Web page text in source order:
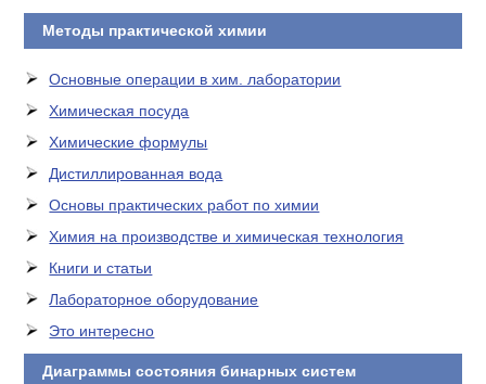
Методы практической химии
Основные операции в хим. лаборатории
Химическая посуда
Химические формулы
Дистиллированная вода
Основы практических работ по химии
Химия на производстве и химическая технология
Книги и статьи
Лабораторное оборудование
Это интересно
Диаграммы состояния бинарных систем